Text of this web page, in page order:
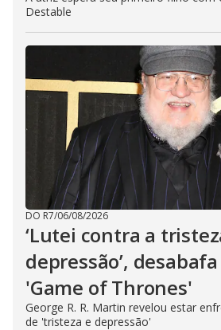
Destable
DO R7/06/08/2026
‘Lutei contra a
depressão’,
'Game of Thrones'
George R. R. Martin revelou estar
de 'tristeza e depressão'